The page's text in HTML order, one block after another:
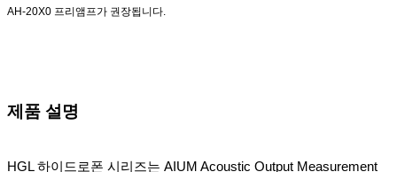
AH-20X0 프리앰프가 권장됩니다.
제품 설명
HGL하이드로폰 시리즈는 AIUM Acoustic Output Measurement